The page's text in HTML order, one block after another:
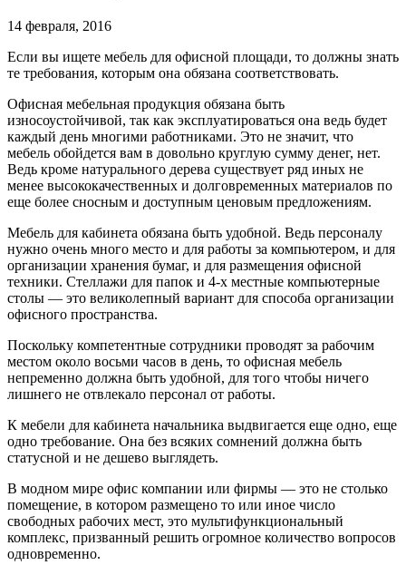
14 февраля, 2016
Если вы ищете мебель для офисной площади, то должны знать
те требования, которым она обязана соответствовать.
Офисная мебельная продукция обязана быть
износоустойчивой, так как эксплуатироваться она ведь будет
каждый день многими работниками. Это не значит, что
мебель обойдется вам в довольно круглую сумму денег, нет.
Ведь кроме натурального дерева существует ряд иных не
менее высококачественных и долговременных материалов по
еще более сносным и доступным ценовым предложениям.
Мебель для кабинета обязана быть удобной. Ведь персоналу
нужно очень много место и для работы за компьютером, и для
организации хранения бумаг, и для размещения офисной
техники. Стеллажи для папок и 4-х местные компьютерные
столы — это великолепный вариант для способа организации
офисного пространства.
Поскольку компетентные сотрудники проводят за рабочим
местом около восьми часов в день, то офисная мебель
непременно должна быть удобной, для того чтобы ничего
лишнего не отвлекало персонал от работы.
К мебели для кабинета начальника выдвигается еще одно, еще
одно требование. Она без всяких сомнений должна быть
статусной и не дешево выглядеть.
В модном мире офис компании или фирмы — это не столько
помещение, в котором размещено то или иное число
свободных рабочих мест, это мультифункциональный
комплекс, призванный решить огромное количество вопросов
одновременно.